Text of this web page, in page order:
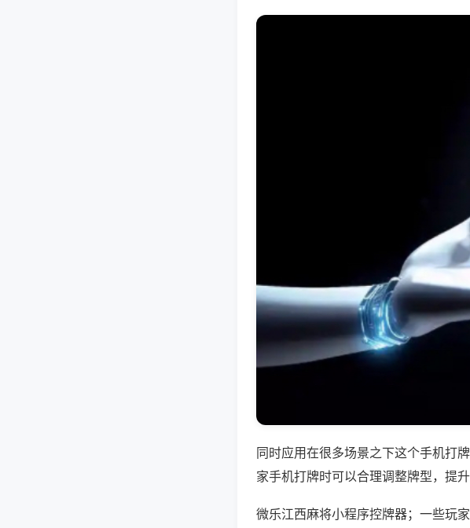
同时应用在很多场景之下这个手机打
家手机打牌时可以合理调整牌型，提
微乐江西麻将小程序控牌器；一些玩